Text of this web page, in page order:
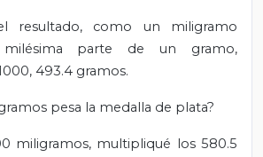
resultado, como un miligramo
parte de un gramo,
493.4 gramos.
pesa la medalla de plata?
miligramos, multipliqué los 580.5